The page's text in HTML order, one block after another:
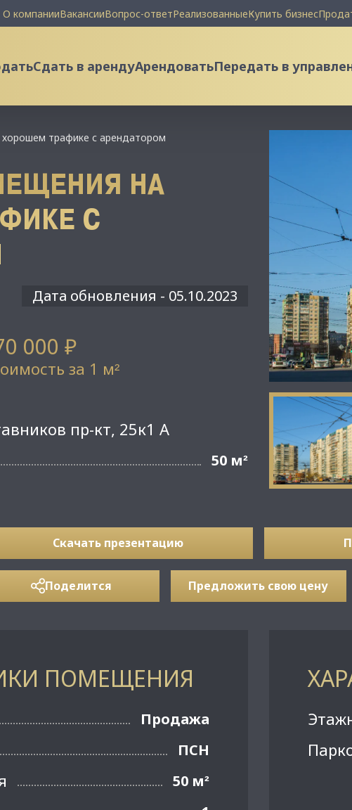
О компанииВакансииВопрос-ответРеализованныеКупить бизнес
Сдать в арендуАрендоватьПередать в
трафике с арендатором
НА
С
Дата обновления - 05.10.2023
000 ₽
за 1 м²
пр-кт, 25к1 А
50 м²
Скачать презентацию
Поделится Предложить свою цену
ПОМЕЩЕНИЯ
Продажа
ПСН
50 м²